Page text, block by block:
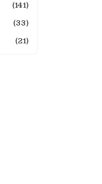
(141)
(33)
(21)